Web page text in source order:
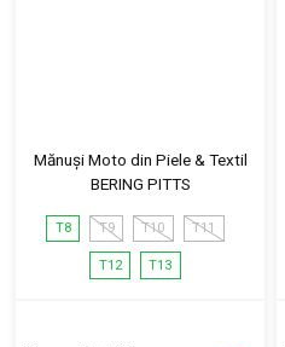
Mănuși Moto din Piele & Textil
BERING PITTS
T8 T9 T10 T11
T12 T13